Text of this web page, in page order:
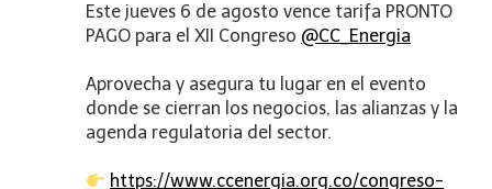
Este jueves 6 de agosto vence tarifa PRONTO
PAGO para el XII Congreso @CC_Energia
Aprovecha y asegura tu lugar en el evento
donde se cierran los negocios, las alianzas y la
agenda regulatoria del sector.
https://www.ccenergia.org.co/congreso-